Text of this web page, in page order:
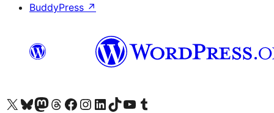
BuddyPress ↗
Besök vår X-konto (f.d. Twitter)
Besök vårt Bluesky-konto
Besök vårt Mastodon-konto
Besök vårt Thread-konto
Besök vår Facebook-sidaBesök vårt Instagram-konto
Besök vårt LinkedIn-konto
Besök vårt TikTok-konto
Besök vår YouTube-kanalBesök vårt Tumblr-konto